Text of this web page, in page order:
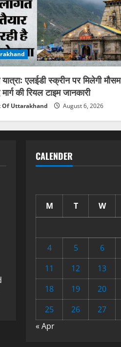
यात्रा: एलईडी स्क्रीन पर मिलेगी मौसम
की रियल टाइम जानकारी
Of Uttarakhand August 6, 2026
CALENDER
M T W
4
5 6
11
12 13
18
19 20
25
26 27
« Apr